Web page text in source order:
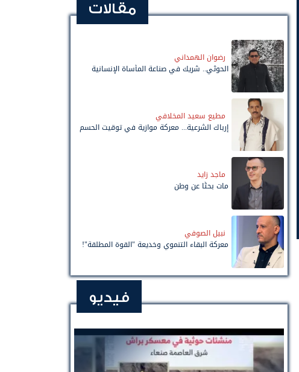
مقالات
رضوان الهمداني
الحوثي.. شريك في صناعة المأساة الإنسانية
مطيع سعيد المخلافي
إرباك الشرعية... معركة موازية في توقيت الحسم
ماجد زايد
مات بحثًا عن وطن
نبيل الصوفي
معركة البقاء التنموي وخديعة "القوة المطلقة"!
فيديو